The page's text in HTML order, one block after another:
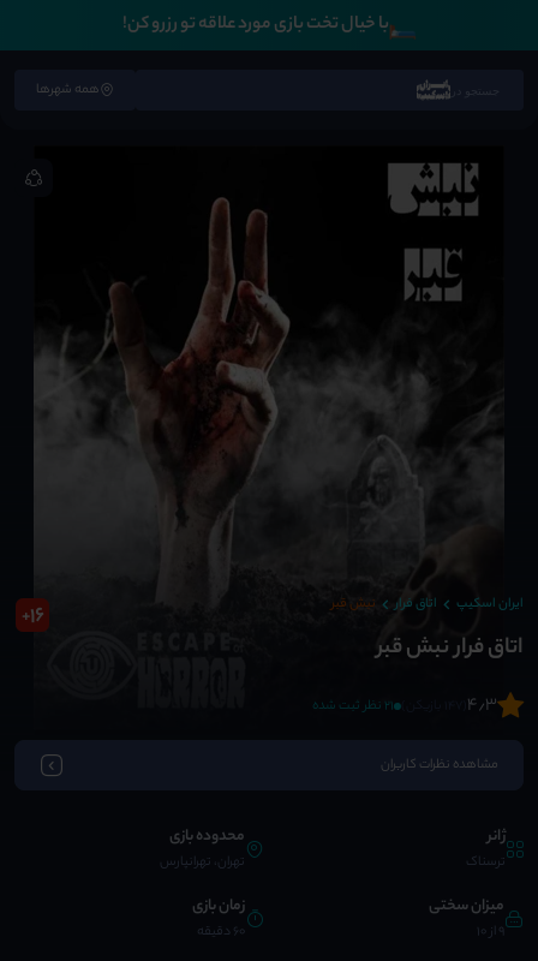
🛏️با خیال تخت بازی مورد علاقه تو رزرو کن!
همه شهرها
ایران اسکیپ اتاق فرار نبش قبر
اتاق فرار نبش قبر
16
+
4٫3 21 نظر ثبت شده
مشاهده نظرات کاربران
ژانر
ترسناک
محدوده بازی
تهران، تهرانپارس
میزان سختی
9 از 10
زمان بازی
60 دقیقه